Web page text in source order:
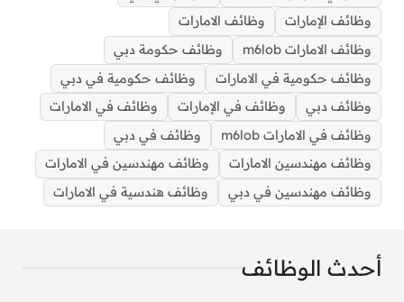
شواغر في دبي للعمل في جهة حكومية (وظائف
مهندسين)
الوظائف: عدد 5 مهندسين
الشروط:
وظائف الإمارات
وظائف الامارات
وظائف الامارات m6lob
وظائف حكومة دبي
وظائف حكومية في الامارات
وظائف حكومية في دبي
وظائف دبي
وظائف في الإمارات
وظائف في الامارات
وظائف في الامارات m6lob
وظائف في دبي
وظائف مهندسين الامارات
وظائف مهندسين في الامارات
وظائف مهندسين في دبي
وظائف هندسية في الامارات
أحدث الوظائف